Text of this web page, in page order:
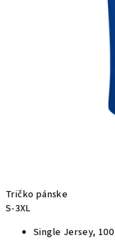
Tričko pánske
S-3XL
Single Jersey,